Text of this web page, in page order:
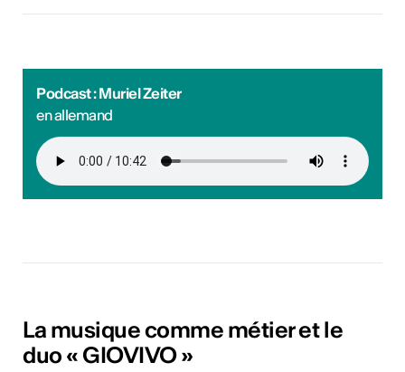
Podcast : Muriel Zeiter
en allemand
La musique comme métier et le
duo « GIOVIVO »